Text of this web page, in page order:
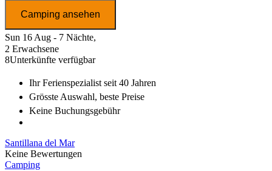
Camping ansehen
Sun 16 Aug - 7 Nächte,
2 Erwachsene
8Unterkünfte verfügbar
Ihr Ferienspezialistseit 40 Jahren
Grösste Auswahl, beste Preise
Keine Buchungsgebühr
Santillana del Mar
Keine Bewertungen
Camping